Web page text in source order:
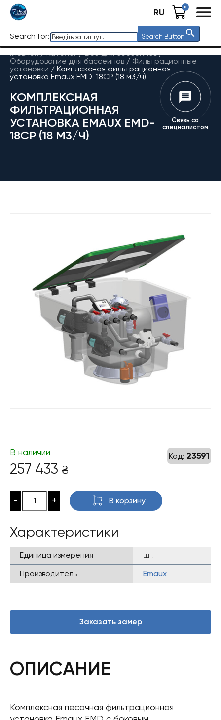
RU 0
Search for: Search Button
Главная / Каталог/Все для бассейнов/
Оборудование для бассейнов / Фильтрационные
установки / Комплексная фильтрационная
установка Emaux EMD-18CP (18 м3/ч)
КОМПЛЕКСНАЯ
ФИЛЬТРАЦИОННАЯ
УСТАНОВКА EMAUX EMD-
18CP (18 М3/Ч)
Связь со
специалистом
Код: 23591
В наличии
257 433 ₴
- + В корзину
Характеристики
Единица измерения
шт.
Производитель
Emaux
Заказать замер
ОПИСАНИЕ
Комплексная песочная фильтрационная